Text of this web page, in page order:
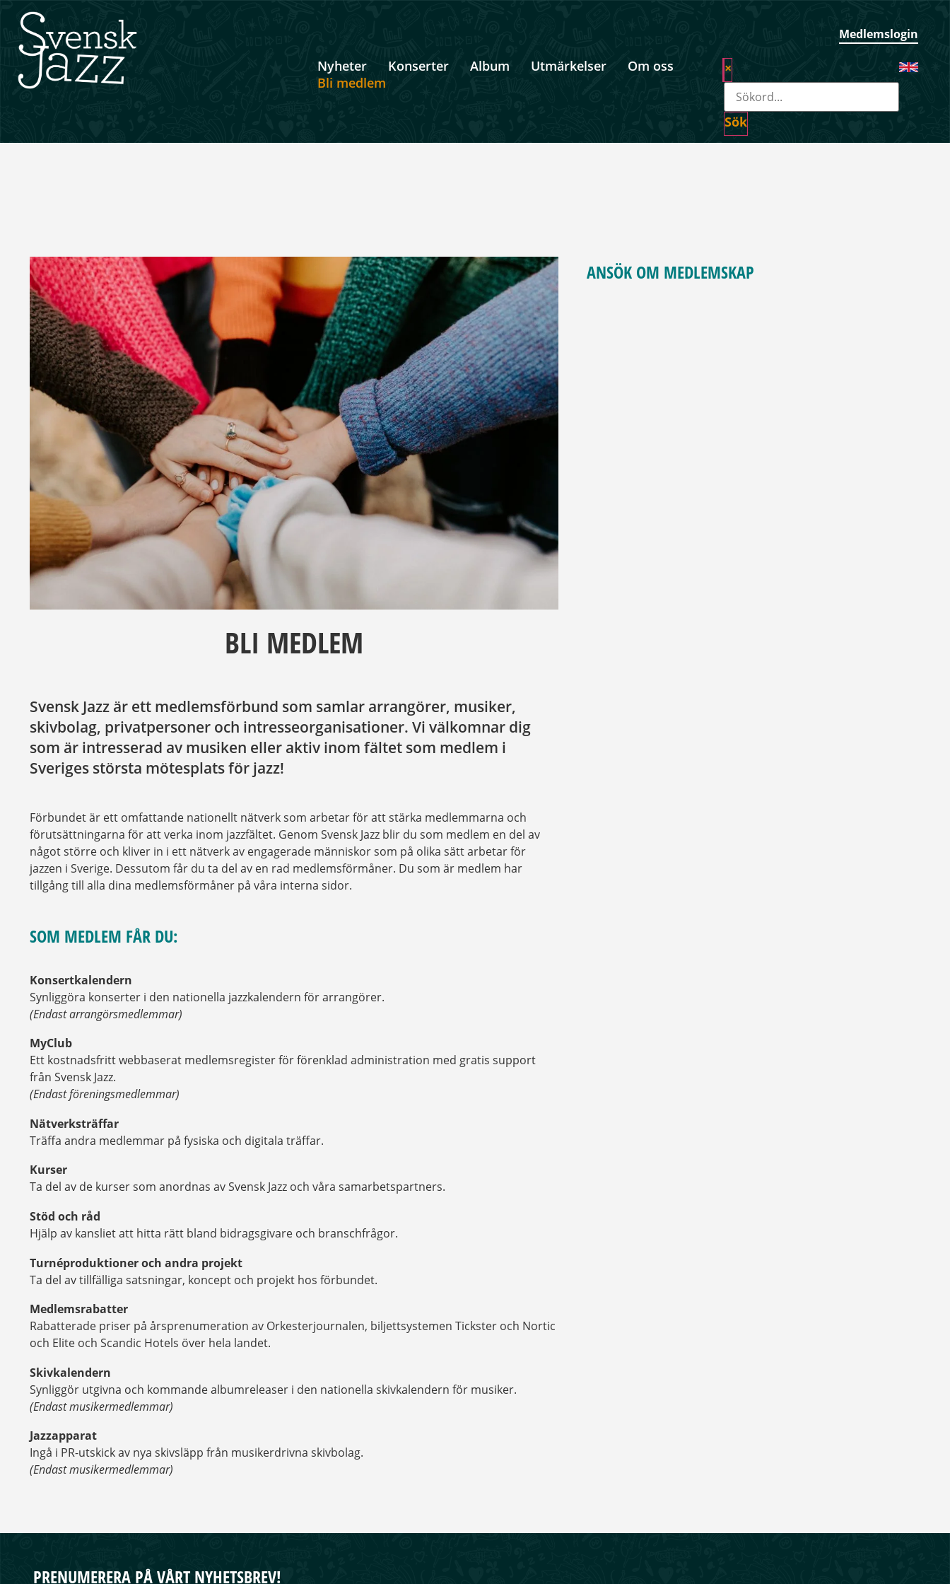
Medlemslogin
Nyheter Konserter Album Utmärkelser
Om oss
Bli medlem
×
Sök
BLI MEDLEM
Svensk Jazz är ett medlemsförbund som samlar arrangörer, musiker,
skivbolag, privatpersoner och intresseorganisationer. Vi välkomnar dig
som är intresserad av musiken eller aktiv inom fältet som medlem i
Sveriges största mötesplats för jazz!
Förbundet är ett omfattande nationellt nätverk som arbetar för att stärka medlemmarna och
förutsättningarna för att verka inom jazzfältet. Genom Svensk Jazz blir du som medlem en del av
något större och kliver in i ett nätverk av engagerade människor som på olika sätt arbetar för
jazzen i Sverige. Dessutom får du ta del av en rad medlemsförmåner. Du som är medlem har
tillgång till alla dina medlemsförmåner på våra interna sidor.
SOM MEDLEM FÅR DU:
Konsertkalendern
Synliggöra konserter i den nationella jazzkalendern för arrangörer.
(Endast arrangörsmedlemmar)
MyClub
Ett kostnadsfritt webbaserat medlemsregister för förenklad administration med gratis support
från Svensk Jazz.
(Endast föreningsmedlemmar)
Nätverksträffar
Träffa andra medlemmar på fysiska och digitala träffar.
Kurser
Ta del av de kurser som anordnas av Svensk Jazz och våra samarbetspartners.
Stöd och råd
Hjälp av kansliet att hitta rätt bland bidragsgivare och branschfrågor.
Turnéproduktioner och andra projekt
Ta del av tillfälliga satsningar, koncept och projekt hos förbundet.
Medlemsrabatter
Rabatterade priser på årsprenumeration av Orkesterjournalen, biljettsystemen Tickster och Nortic
och Elite och Scandic Hotels över hela landet.
Skivkalendern
Synliggör utgivna och kommande albumreleaser i den nationella skivkalendern för musiker.
(Endast musikermedlemmar)
Jazzapparat
Ingå i PR-utskick av nya skivsläpp från musikerdrivna skivbolag.
(Endast musikermedlemmar)
ANSÖK OM MEDLEMSKAP
PRENUMERERA PÅ VÅRT NYHETSBREV!